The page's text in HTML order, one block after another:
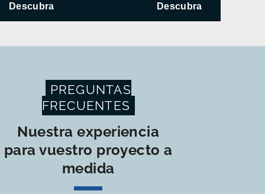
Descubra Descubra
PREGUNTAS
FRECUENTES
Nuestra experiencia
para vuestro proyecto a
medida